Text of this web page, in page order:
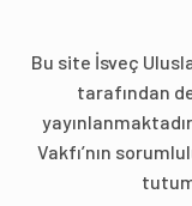
Bu site İsveç
tarafından
Vakfı’nın